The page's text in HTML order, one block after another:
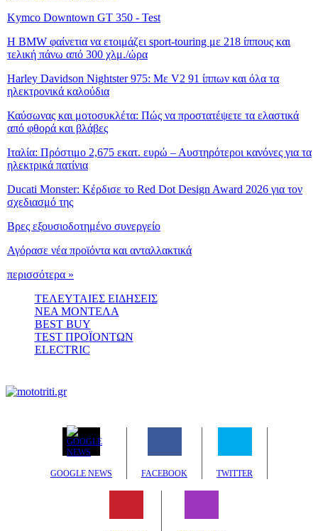
Kymco Downtown GT 350 - Test
Η BMW φαίνετια να ετοιμάζει sport-touring με 218 ίππους και
τελική πάνω από 300 χλμ./ώρα
Harley Davidson Nightster 975: Με V2 91 ίππων και όλα τα
ηλεκτρονικά καλούδια
Καύσωνας και μοτοσυκλέτα: Πώς να προστατέψετε τα ελαστικά
από φθορά και βλάβες
Ιταλία: Πρόστιμο 2,675 εκατ. ευρώ – Αυστηρότεροι κανόνες για τα
ηλεκτρικά πατίνια
Ducati Monster: Κέρδισε το Red Dot Design Award 2026 για τον
σχεδιασμό της
Βρες εξουσιοδοτημένο συνεργείο
Αγόρασε νέα προϊόντα και ανταλλακτικά
περισσότερα »
ΤΕΛΕΥΤΑΙΕΣ ΕΙΔΗΣΕΙΣ
ΝΕΑ ΜΟΝΤΕΛΑ
BEST BUY
TEST ΠΡΟΪΟΝΤΩΝ
ELECTRIC
GOOGLE NEWS FACEBOOK TWITTER